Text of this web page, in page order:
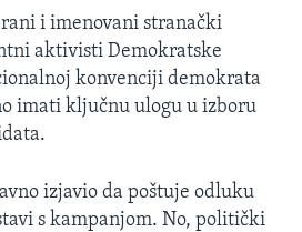
i imenovani stranački
aktivisti Demokratske
konvenciji demokrata
imati ključnu ulogu u izboru
izjavio da poštuje odluku
s kampanjom. No, politički